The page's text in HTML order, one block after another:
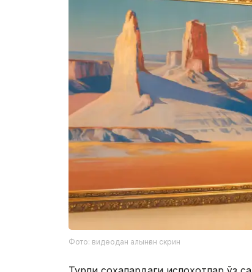
Фото: видеодан алынған скрин